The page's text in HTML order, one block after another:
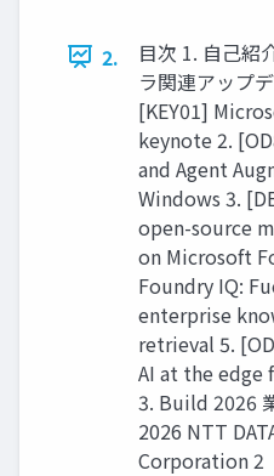
2.
目次 1. 自己紹
ラ関連アップ
[KEY01]
keynote 2.
and Agent
Windows 3.
open-source
on Microsoft
Foundry IQ:
enterprise
retrieval 5.
AI at the
3. Build 2026
2026 NTT
Corporation 2